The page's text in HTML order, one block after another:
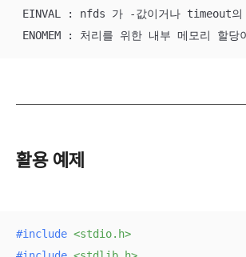
EINVAL : nfds 가 -값이거나 timeout
ENOMEM : 처리를 위한 내부 메모리 할당
활용 예제
#include <stdio.h>